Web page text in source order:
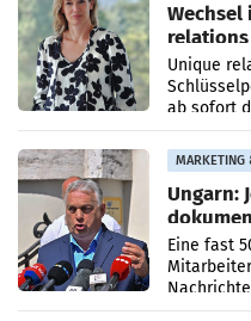
Wechsel
Unique
ab sofort
PR-
Anna
MARKETING
Ungarn:
Zensur
Eine fast